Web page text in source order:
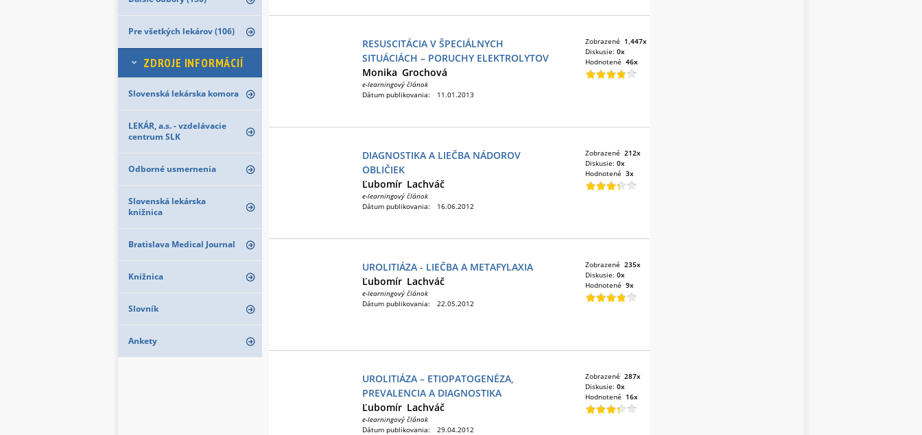
Pre všetkých lekárov (106)
ZDROJE INFORMÁCIÍ
Slovenská lekárska komora
LEKÁR, a.s. - vzdelávacie
centrum SLK
Odborné usmernenia
Slovenská lekárska
knižnica
Bratislava Medical Journal
Knižnica
Slovník
Ankety
RESUSCITÁCIA V ŠPECIÁLNYCH
SITUÁCIÁCH – PORUCHY ELEKTROLYTOV
Monika Grochová
e-learningový článok
Dátum publikovania:
11.01.2013
Zobrazené 1,447x
Diskusie: 0x
Hodnotené 46x
DIAGNOSTIKA A LIEČBA NÁDOROV
OBLIČIEK
Ľubomír Lachváč
e-learningový článok
Dátum publikovania:
16.06.2012
Zobrazené 212x
Diskusie: 0x
Hodnotené 3x
UROLITIÁZA - LIEČBA A METAFYLAXIA
Ľubomír Lachváč
e-learningový článok
Dátum publikovania:
22.05.2012
Zobrazené 235x
Diskusie: 0x
Hodnotené 9x
UROLITIÁZA – ETIOPATOGENÉZA,
PREVALENCIA A DIAGNOSTIKA
Ľubomír Lachváč
e-learningový článok
Dátum publikovania:
29.04.2012
Zobrazené 287x
Diskusie: 0x
Hodnotené 16x